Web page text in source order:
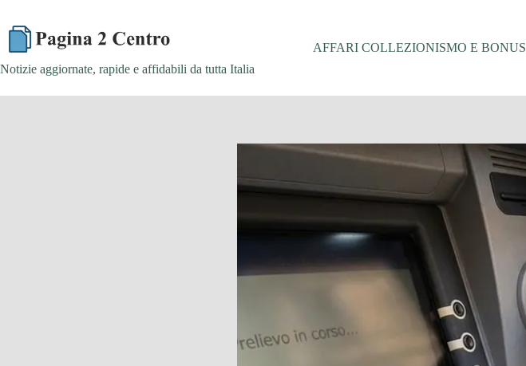
content
Notizie aggiornate, rapide e affidabili da tutta Italia
AFFARI COLLEZIONISMO E BONUS